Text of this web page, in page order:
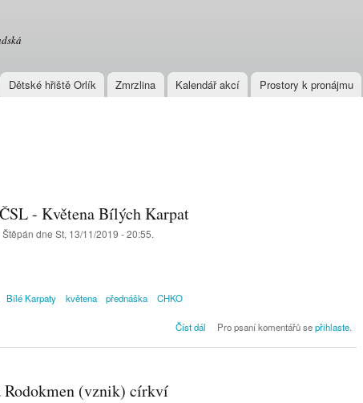
Dětské hřiště Orlík Zmrzlina Kalendář akcí Prostory k pronájmu
- Květena Bílých Karpat
Štěpán dne St, 13/11/2019 - 20:55.
Bílé Karpaty květena přednáška CHKO
Číst dál
Pozvánka na přednášku KDU-ČSL -
Pro psaní komentářů sepřihlaste.
Rodokmen (vznik) církví